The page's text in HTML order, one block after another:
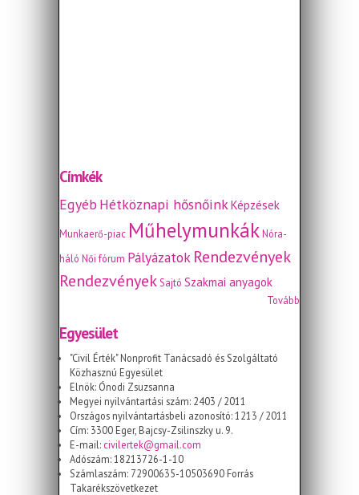
Címkék
EgyébHétköznapi hősnőinkKépzések
Munkaerő-piac MűhelymunkákNóra-
háló Női fórum Pályázatok Rendezvények
Rendezvények Sajtó Szakmai anyagok
Tovább
Egyesület
"Civil Érték" Nonprofit Tanácsadó és Szolgáltató
Közhasznú Egyesület
Elnök: Ónodi Zsuzsanna
Megyei nyilvántartási szám: 2403 / 2011
Országos nyilvántartásbeli azonosító: 1213 / 2011
Cím: 3300 Eger, Bajcsy-Zsilinszky u. 9.
E-mail: civilertek@gmail.com
Adószám: 18213726-1-10
Számlaszám: 72900635-10503690 Forrás
Takarékszövetkezet